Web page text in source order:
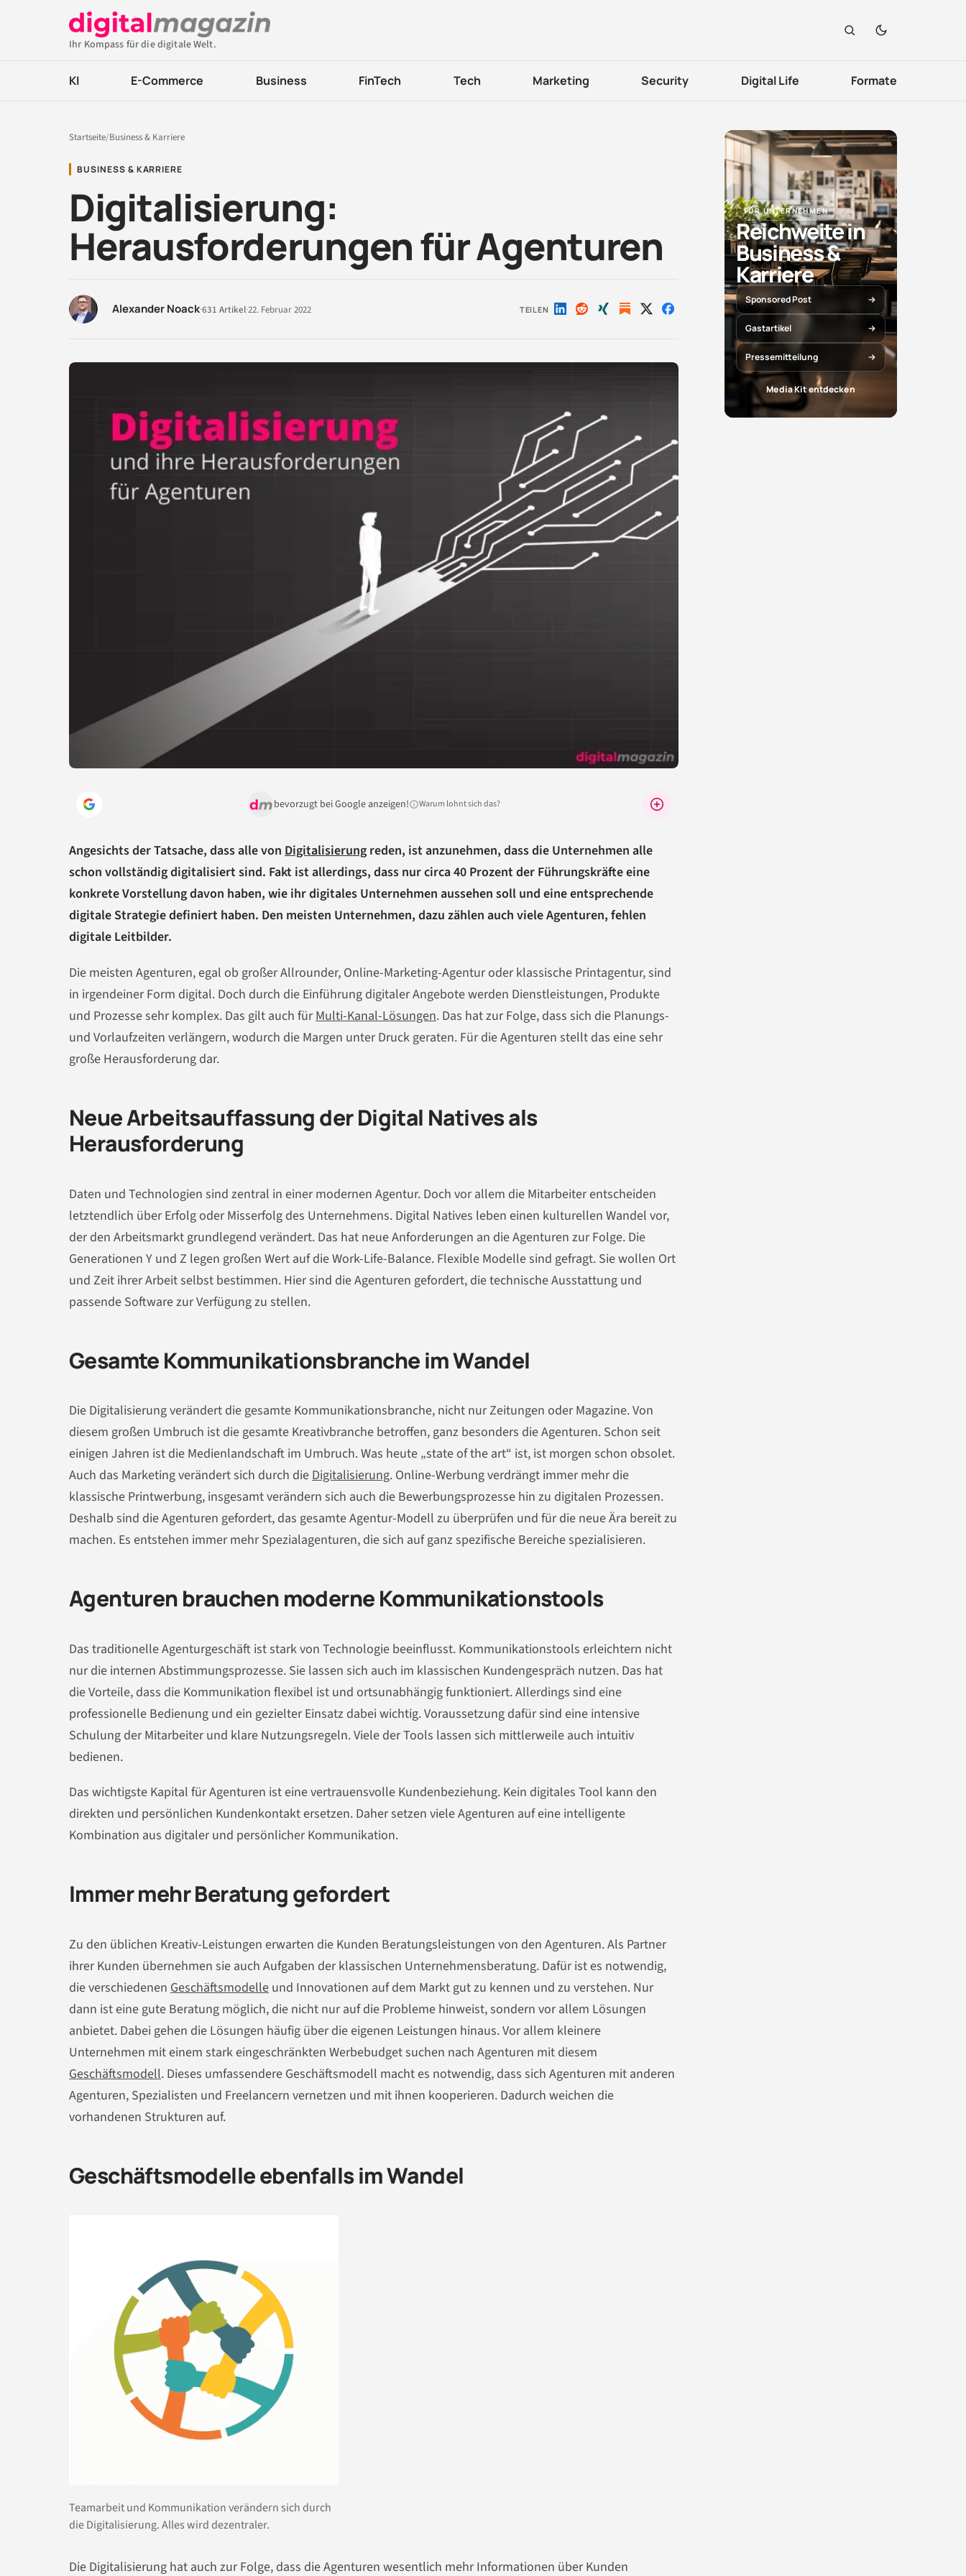
Ihr Kompass für die digitale Welt.
KI E-Commerce Business FinTech Tech Marketing Security Digital Life Formate
Startseite/Business & Karriere
BUSINESS & KARRIERE
Digitalisierung:
Herausforderungen für Agenturen
Alexander Noack·631 Artikel·22. Februar 2022 TEILEN Auf Auf Auf Auf Auf
bevorzugt bei Google anzeigen! Warum lohnt sich das?
Angesichts der Tatsache, dass alle von Digitalisierung reden, ist anzunehmen, dass die Unternehmen alle
schon vollständig digitalisiert sind. Fakt ist allerdings, dass nur circa 40 Prozent der Führungskräfte eine
konkrete Vorstellung davon haben, wie ihr digitales Unternehmen aussehen soll und eine entsprechende
digitale Strategie definiert haben. Den meisten Unternehmen, dazu zählen auch viele Agenturen, fehlen
digitale Leitbilder.
Die meisten Agenturen, egal ob großer Allrounder, Online-Marketing-Agentur oder klassische Printagentur, sind
in irgendeiner Form digital. Doch durch die Einführung digitaler Angebote werden Dienstleistungen, Produkte
und Prozesse sehr komplex. Das gilt auch fürMulti-Kanal-Lösungen. Das hat zur Folge, dass sich die Planungs-
und Vorlaufzeiten verlängern, wodurch die Margen unter Druck geraten. Für die Agenturen stellt das eine sehr
große Herausforderung dar.
Neue Arbeitsauffassung der Digital Natives als
Herausforderung
Daten und Technologien sind zentral in einer modernen Agentur. Doch vor allem die Mitarbeiter entscheiden
letztendlich über Erfolg oder Misserfolg des Unternehmens. Digital Natives leben einen kulturellen Wandel vor,
der den Arbeitsmarkt grundlegend verändert. Das hat neue Anforderungen an die Agenturen zur Folge. Die
Generationen Y und Z legen großen Wert auf die Work-Life-Balance. Flexible Modelle sind gefragt. Sie wollen Ort
und Zeit ihrer Arbeit selbst bestimmen. Hier sind die Agenturen gefordert, die technische Ausstattung und
passende Software zur Verfügung zu stellen.
Gesamte Kommunikationsbranche im Wandel
Die Digitalisierung verändert die gesamte Kommunikationsbranche, nicht nur Zeitungen oder Magazine. Von
diesem großen Umbruch ist die gesamte Kreativbranche betroffen, ganz besonders die Agenturen. Schon seit
einigen Jahren ist die Medienlandschaft im Umbruch. Was heute „state of the art“ ist, ist morgen schon obsolet.
Auch das Marketing verändert sich durch dieDigitalisierung. Online-Werbung verdrängt immer mehr die
klassische Printwerbung, insgesamt verändern sich auch die Bewerbungsprozesse hin zu digitalen Prozessen.
Deshalb sind die Agenturen gefordert, das gesamte Agentur-Modell zu überprüfen und für die neue Ära bereit zu
machen. Es entstehen immer mehr Spezialagenturen, die sich auf ganz spezifische Bereiche spezialisieren.
Agenturen brauchen moderne Kommunikationstools
Das traditionelle Agenturgeschäft ist stark von Technologie beeinflusst. Kommunikationstools erleichtern nicht
nur die internen Abstimmungsprozesse. Sie lassen sich auch im klassischen Kundengespräch nutzen. Das hat
die Vorteile, dass die Kommunikation flexibel ist und ortsunabhängig funktioniert. Allerdings sind eine
professionelle Bedienung und ein gezielter Einsatz dabei wichtig. Voraussetzung dafür sind eine intensive
Schulung der Mitarbeiter und klare Nutzungsregeln. Viele der Tools lassen sich mittlerweile auch intuitiv
bedienen.
Das wichtigste Kapital für Agenturen ist eine vertrauensvolle Kundenbeziehung. Kein digitales Tool kann den
direkten und persönlichen Kundenkontakt ersetzen. Daher setzen viele Agenturen auf eine intelligente
Kombination aus digitaler und persönlicher Kommunikation.
Immer mehr Beratung gefordert
Zu den üblichen Kreativ-Leistungen erwarten die Kunden Beratungsleistungen von den Agenturen. Als Partner
ihrer Kunden übernehmen sie auch Aufgaben der klassischen Unternehmensberatung. Dafür ist es notwendig,
die verschiedenen Geschäftsmodelle und Innovationen auf dem Markt gut zu kennen und zu verstehen. Nur
dann ist eine gute Beratung möglich, die nicht nur auf die Probleme hinweist, sondern vor allem Lösungen
anbietet. Dabei gehen die Lösungen häufig über die eigenen Leistungen hinaus. Vor allem kleinere
Unternehmen mit einem stark eingeschränkten Werbebudget suchen nach Agenturen mit diesem
Geschäftsmodell. Dieses umfassendere Geschäftsmodell macht es notwendig, dass sich Agenturen mit anderen
Agenturen, Spezialisten und Freelancern vernetzen und mit ihnen kooperieren. Dadurch weichen die
vorhandenen Strukturen auf.
Geschäftsmodelle ebenfalls im Wandel
Teamarbeit und Kommunikation verändern sich durch
die Digitalisierung. Alles wird dezentraler.
Die Digitalisierung hat auch zur Folge, dass die Agenturen wesentlich mehr Informationen über Kunden
FÜR UNTERNEHMEN
Reichweite in
Business &
Karriere
Sponsored Post
Gastartikel
Pressemitteilung
Media Kit entdecken